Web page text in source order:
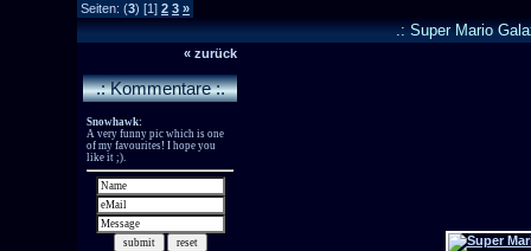
Seiten: (3) [1] 2 3 »
.: Super Mario
« zurück
.: Kommentare :.